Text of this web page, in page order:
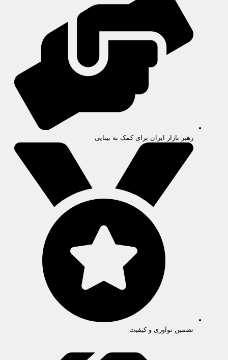
رهبر بازار ایران برای کمک به بینایی
تضمین نوآوری و کیفیت